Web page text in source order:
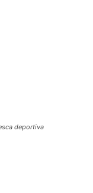
deportiva